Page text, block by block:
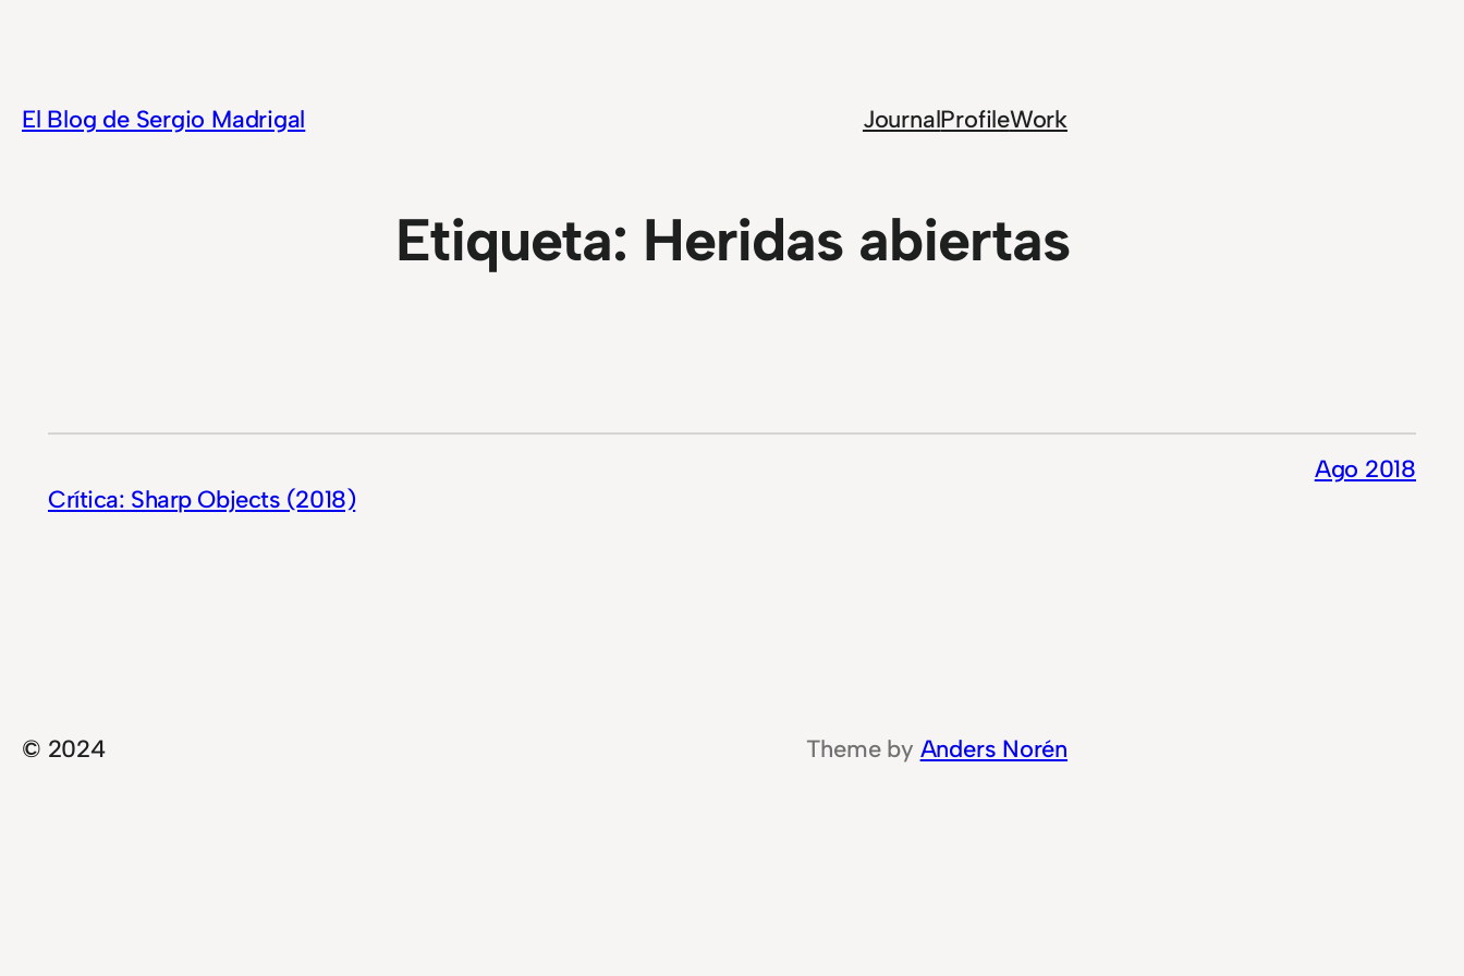
El Blog de Sergio Madrigal
JournalProfileWork
Etiqueta: Heridas abiertas
Crítica: Sharp Objects (2018)
Ago 2018
© 2024 Theme by Anders Norén